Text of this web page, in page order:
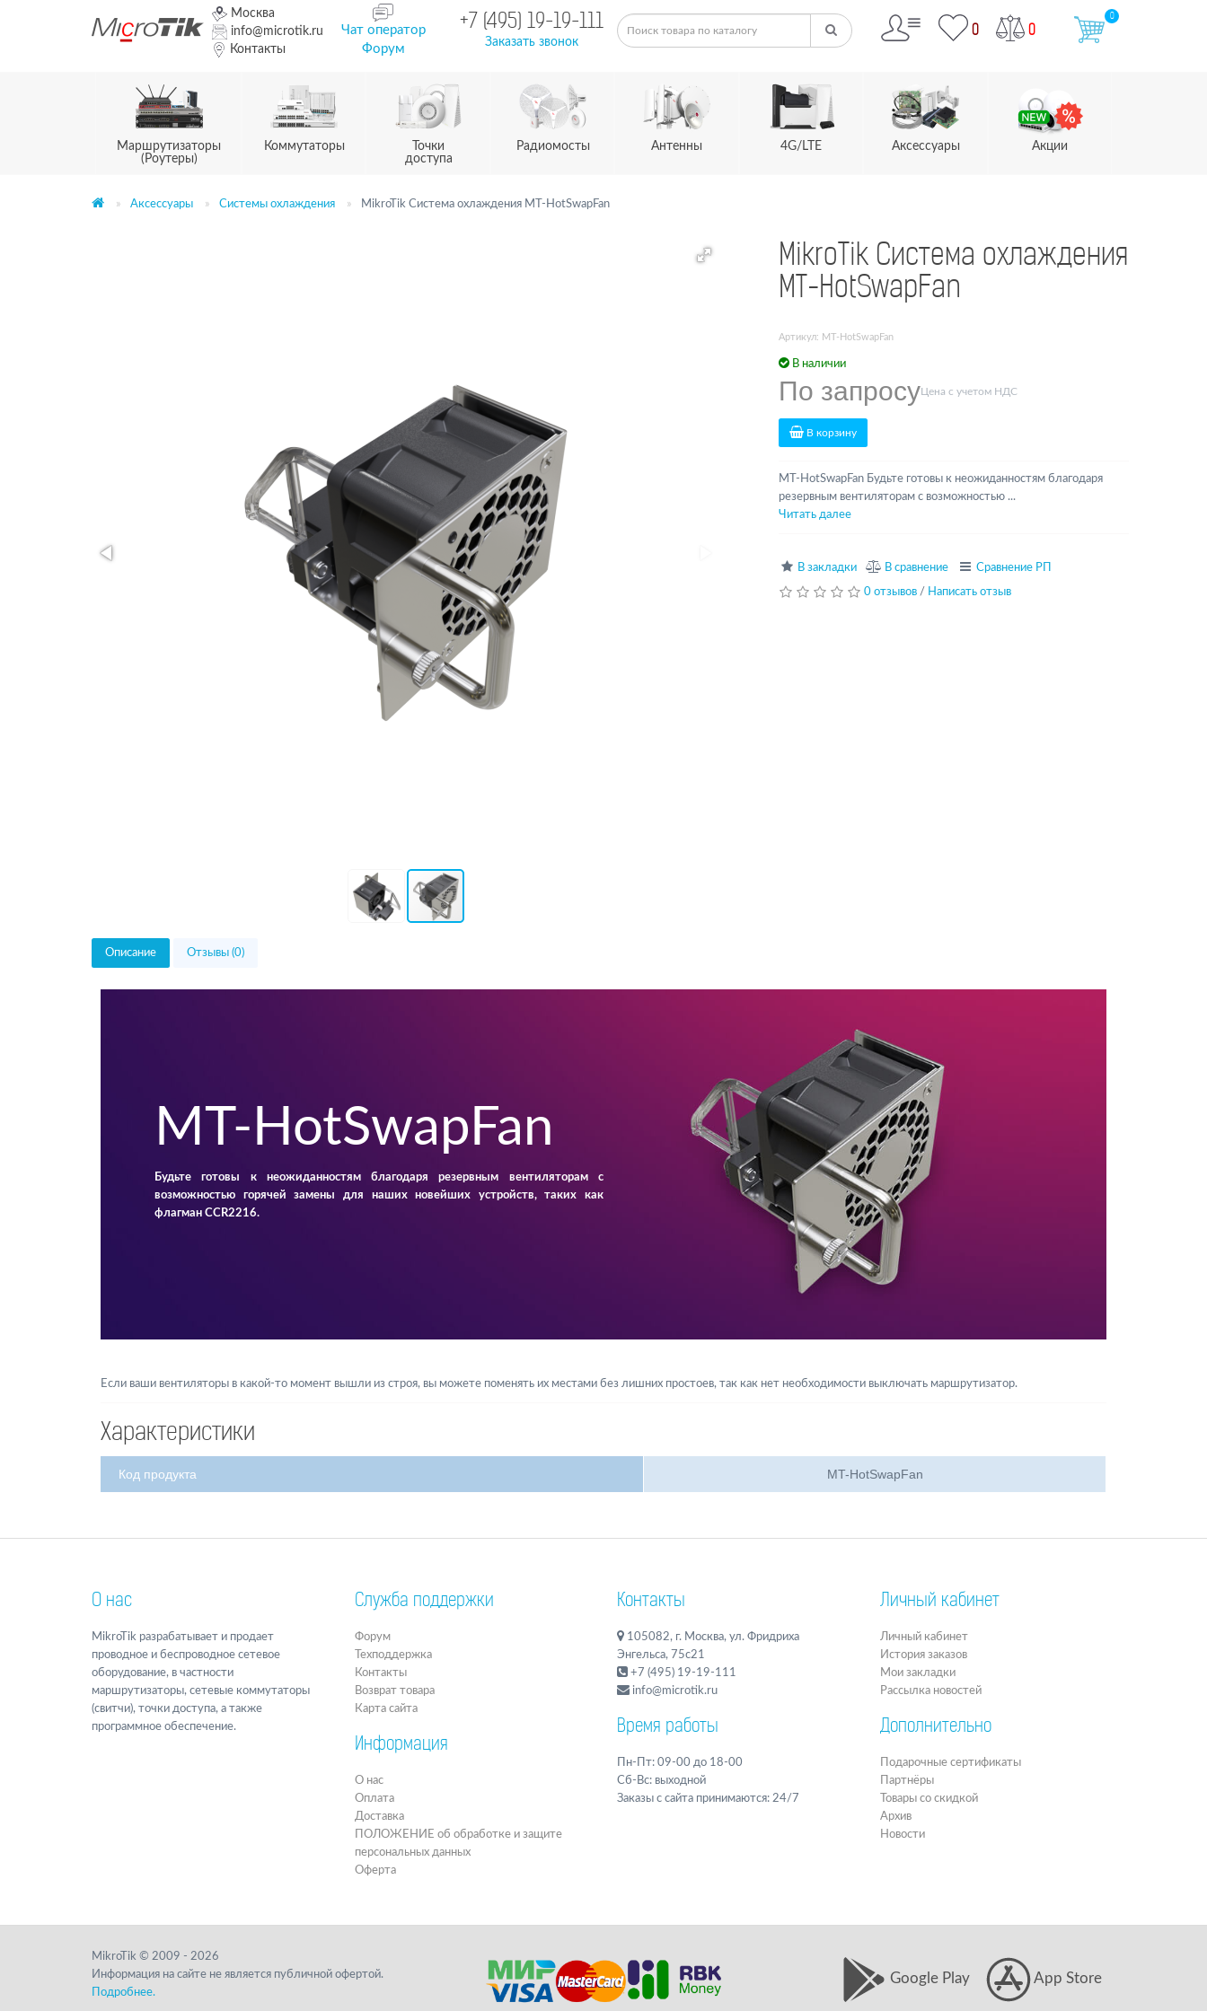
Москва
info@microtik.ru
Контакты
Чат оператор
Форум
+7 (495) 19-19-111
Заказать звонок
0 0
0
Маршрутизаторы
(Роутеры)
Коммутаторы
Точки
доступа
Радиомосты Антенны 4G/LTE Аксессуары Акции
Аксессуары Системы охлаждения MikroTik Система охлаждения MT-HotSwapFan
MikroTik Система охлаждения
MT-HotSwapFan
Артикул: MT-HotSwapFan
В наличии
По запросуЦена с учетом НДС
В корзину
MT-HotSwapFan Будьте готовы к неожиданностям благодаря
резервным вентиляторам с возможностью ...
Читать далее
В закладки В сравнение Сравнение РП
0 отзывов / Написать отзыв
Описание Отзывы (0)
MT-HotSwapFan
Будьте готовы к неожиданностям благодаря резервным вентиляторам с
возможностью горячей замены для наших новейших устройств, таких как
флагман CCR2216.
Если ваши вентиляторы в какой-то момент вышли из строя, вы можете поменять их местами без лишних простоев, так как нет необходимости выключать маршрутизатор.
Характеристики
Код продукта MT-HotSwapFan
О нас
MikroTik разрабатывает и продает
проводное и беспроводное сетевое
оборудование, в частности
маршрутизаторы, сетевые коммутаторы
(свитчи), точки доступа, а также
программное обеспечение.
Служба поддержки
Форум
Техподдержка
Контакты
Возврат товара
Карта сайта
Информация
О нас
Оплата
Доставка
ПОЛОЖЕНИЕ об обработке и защите
персональных данных
Оферта
Контакты
105082, г. Москва, ул. Фридриха
Энгельса, 75с21
+7 (495) 19-19-111
info@microtik.ru
Время работы
Пн-Пт: 09-00 до 18-00
Сб-Вс: выходной
Заказы с сайта принимаются: 24/7
Личный кабинет
Личный кабинет
История заказов
Мои закладки
Рассылка новостей
Дополнительно
Подарочные сертификаты
Партнёры
Товары со скидкой
Архив
Новости
MikroTik © 2009 - 2026
Информация на сайте не является публичной офертой.
Подробнее.
Google Play App Store